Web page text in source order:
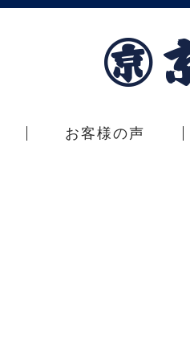
お客様の声